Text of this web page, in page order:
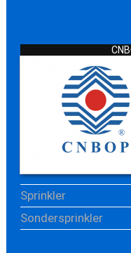
Sprinkler
Sondersprinkler